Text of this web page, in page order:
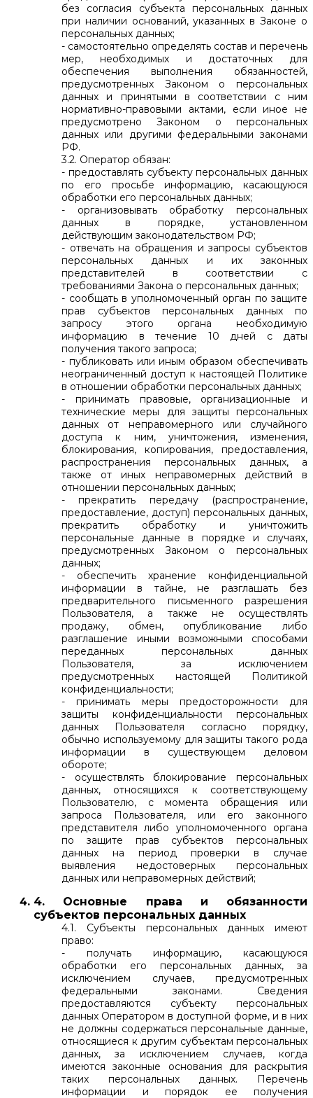
без согласия субъекта персональных данных
при наличии оснований, указанных в Законе о
персональных данных;
- самостоятельно определять состав и перечень
мер, необходимых и достаточных для
обеспечения выполнения обязанностей,
предусмотренных Законом о персональных
данных и принятыми в соответствии с ним
нормативно-правовыми актами, если иное не
предусмотрено Законом о персональных
данных или другими федеральными законами
РФ.
3.2. Оператор обязан:
- предоставлять субъекту персональных данных
по его просьбе информацию, касающуюся
обработки его персональных данных;
- организовывать обработку персональных
данных в порядке, установленном
действующим законодательством РФ;
- отвечать на обращения и запросы субъектов
персональных данных и их законных
представителей в соответствии с
требованиями Закона о персональных данных;
- сообщать в уполномоченный орган по защите
прав субъектов персональных данных по
запросу этого органа необходимую
информацию в течение 10 дней с даты
получения такого запроса;
- публиковать или иным образом обеспечивать
неограниченный доступ к настоящей Политике
в отношении обработки персональных данных;
- принимать правовые, организационные и
технические меры для защиты персональных
данных от неправомерного или случайного
доступа к ним, уничтожения, изменения,
блокирования, копирования, предоставления,
распространения персональных данных, а
также от иных неправомерных действий в
отношении персональных данных;
- прекратить передачу (распространение,
предоставление, доступ) персональных данных,
прекратить обработку и уничтожить
персональные данные в порядке и случаях,
предусмотренных Законом о персональных
данных;
- обеспечить хранение конфиденциальной
информации в тайне, не разглашать без
предварительного письменного разрешения
Пользователя, а также не осуществлять
продажу, обмен, опубликование либо
разглашение иными возможными способами
переданных персональных данных
Пользователя, за исключением
предусмотренных настоящей Политикой
конфиденциальности;
- принимать меры предосторожности для
защиты конфиденциальности персональных
данных Пользователя согласно порядку,
обычно используемому для защиты такого рода
информации в существующем деловом
обороте;
- осуществлять блокирование персональных
данных, относящихся к соответствующему
Пользователю, с момента обращения или
запроса Пользователя, или его законного
представителя либо уполномоченного органа
по защите прав субъектов персональных
данных на период проверки в случае
выявления недостоверных персональных
данных или неправомерных действий;
4. Основные права и обязанности
субъектов персональных данных
4.1. Субъекты персональных данных имеют
право:
- получать информацию, касающуюся
обработки его персональных данных, за
исключением случаев, предусмотренных
федеральными законами. Сведения
предоставляются субъекту персональных
данных Оператором в доступной форме, и в них
не должны содержаться персональные данные,
относящиеся к другим субъектам персональных
данных, за исключением случаев, когда
имеются законные основания для раскрытия
таких персональных данных. Перечень
информации и порядок ее получения